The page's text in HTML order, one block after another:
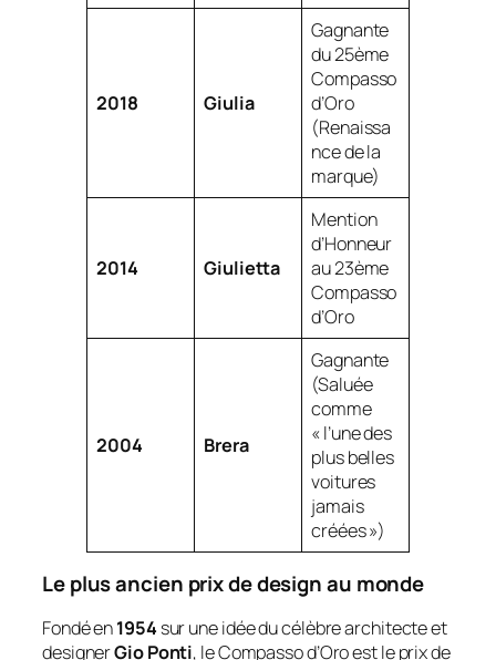
2018 Giulia
Gagnante
du 25ème
Compasso
d’Oro
(Renaissa
nce de la
marque)
2014 Giulietta
Mention
d’Honneur
au 23ème
Compasso
d’Oro
2004 Brera
Gagnante
(Saluée
comme
« l’une des
plus belles
voitures
jamais
créées »)
Le plus ancien prix de design au monde
Fondé en1954 sur une idée du célèbre architecte et
designerGio Ponti, le Compasso d’Oro est le prix de